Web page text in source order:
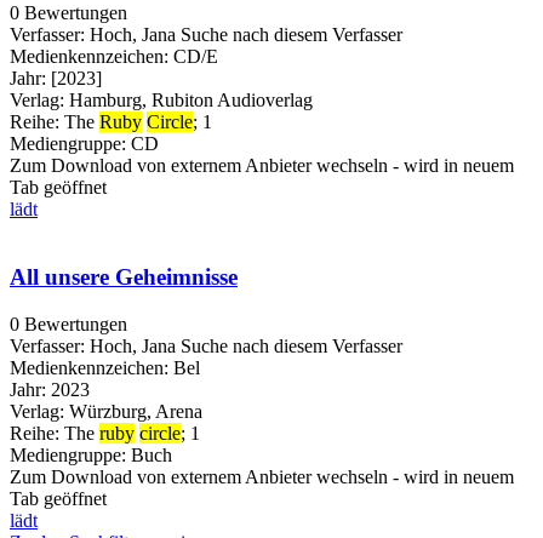
0 Bewertungen
Verfasser: Hoch, Jana Suche nach diesem Verfasser
Medienkennzeichen: CD/E
Jahr: [2023]
Verlag: Hamburg, Rubiton Audioverlag
Reihe: The Ruby Circle; 1
Mediengruppe: CD
Zum Download von externem Anbieter wechseln - wird in neuem
Tab geöffnet
lädt
All unsere Geheimnisse
0 Bewertungen
Verfasser: Hoch, Jana Suche nach diesem Verfasser
Medienkennzeichen: Bel
Jahr: 2023
Verlag: Würzburg, Arena
Reihe: The ruby circle; 1
Mediengruppe: Buch
Zum Download von externem Anbieter wechseln - wird in neuem
Tab geöffnet
lädt